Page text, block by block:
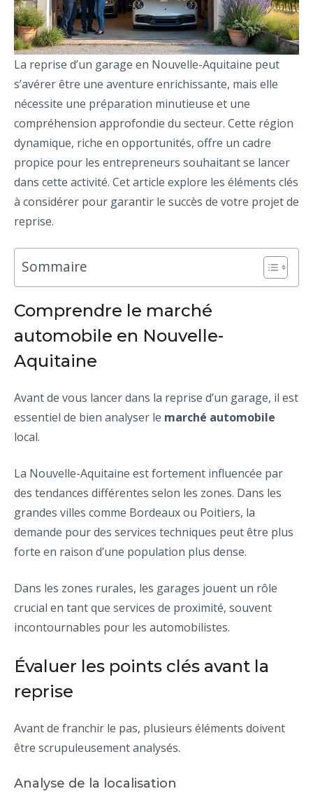
La reprise d’un garage en Nouvelle-Aquitaine peut
s’avérer être une aventure enrichissante, mais elle
nécessite une préparation minutieuse et une
compréhension approfondie du secteur. Cette région
dynamique, riche en opportunités, offre un cadre
propice pour les entrepreneurs souhaitant se lancer
dans cette activité. Cet article explore les éléments clés
à considérer pour garantir le succès de votre projet de
reprise.
Sommaire
Comprendre le marché
automobile en Nouvelle-
Aquitaine
Avant de vous lancer dans la reprise d’un garage, il est
essentiel de bien analyser le marché automobile
local.
La Nouvelle-Aquitaine est fortement influencée par
des tendances différentes selon les zones. Dans les
grandes villes comme Bordeaux ou Poitiers, la
demande pour des services techniques peut être plus
forte en raison d’une population plus dense.
Dans les zones rurales, les garages jouent un rôle
crucial en tant que services de proximité, souvent
incontournables pour les automobilistes.
Évaluer les points clés avant la
reprise
Avant de franchir le pas, plusieurs éléments doivent
être scrupuleusement analysés.
Analyse de la localisation